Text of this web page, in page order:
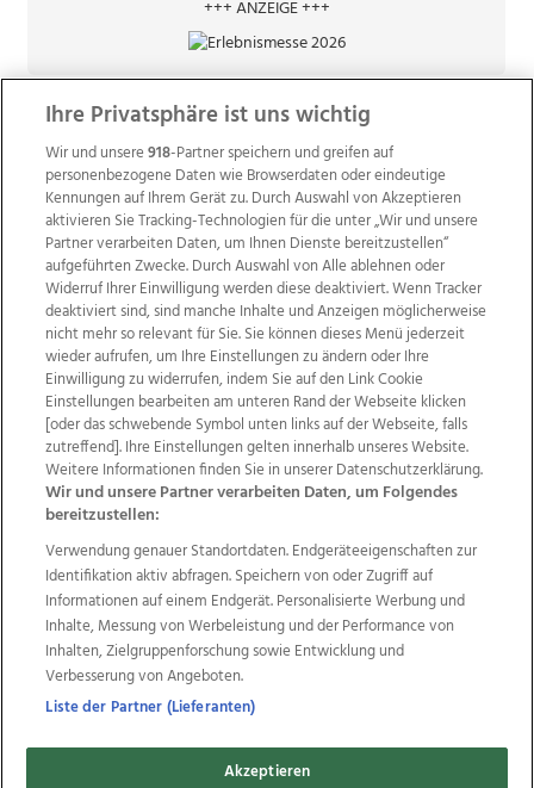
+++ ANZEIGE +++
Wir über uns Mediadaten Kontakt
Jobs
Datenschutz
Impressum
AGB Anzeigekunden
AGB Website
Ehrenkodex Politische Werbung
Weitere Angebote des Medienhauses Wimmer
TV1 di-mog-i.at OÖNow
Ischler Woche
Life Radio
OÖNachrichten
OÖN Immobilien
OÖN Karriere
OÖN Reise
Promenaden Galerien
Regionaljobs
wasistlos.at wirtrauern.at
Copyrights © 2026 Tips Zeitungs GmbH & Co KG
Ihre Privatsphäre ist uns wichtig
Wir und unsere918-Partner speichern und greifen auf
personenbezogene Daten wie Browserdaten oder eindeutige
Kennungen auf Ihrem Gerät zu. Durch Auswahl von Akzeptieren
aktivieren Sie Tracking-Technologien für die unter „Wir und unsere
Partner verarbeiten Daten, um Ihnen Dienste bereitzustellen“
aufgeführten Zwecke. Durch Auswahl von Alle ablehnen oder
Widerruf Ihrer Einwilligung werden diese deaktiviert. Wenn Tracker
deaktiviert sind, sind manche Inhalte und Anzeigen möglicherweise
nicht mehr so relevant für Sie. Sie können dieses Menü jederzeit
wieder aufrufen, um Ihre Einstellungen zu ändern oder Ihre
Einwilligung zu widerrufen, indem Sie auf den Link Cookie
Einstellungen bearbeiten am unteren Rand der Webseite klicken
[oder das schwebende Symbol unten links auf der Webseite, falls
zutreffend]. Ihre Einstellungen gelten innerhalb unseres Website.
Weitere Informationen finden Sie in unserer Datenschutzerklärung.
Wir und unsere Partner verarbeiten Daten, um Folgendes
bereitzustellen:
Verwendung genauer Standortdaten. Endgeräteeigenschaften zur
Identifikation aktiv abfragen. Speichern von oder Zugriff auf
Informationen auf einem Endgerät. Personalisierte Werbung und
Inhalte, Messung von Werbeleistung und der Performance von
Inhalten, Zielgruppenforschung sowie Entwicklung und
Verbesserung von Angeboten.
Liste der Partner (Lieferanten)
Akzeptieren